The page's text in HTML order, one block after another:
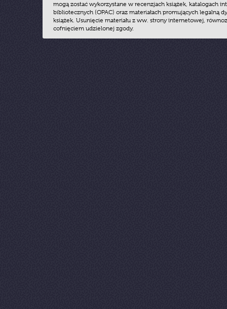
mogą zostać wykorzystane w recenzjach książek, katalogach
bibliotecznych (OPAC) oraz materiałach promujących legalną
książek. Usunięcie materiału z ww. strony internetowej,
cofnięciem udzielonej zgody.